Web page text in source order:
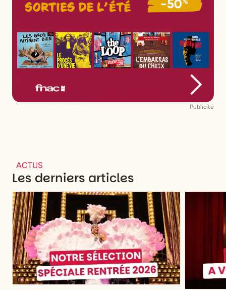
Publicité
ACTUS
Les derniers articles